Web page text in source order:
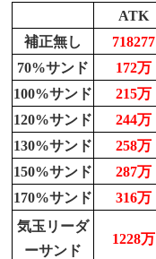
ATK
補正無し
718277
70%サンド
172万
100%サンド
215万
120%サンド
244万
130%サンド
258万
150%サンド
287万
170%サンド
316万
気玉リーダ
ーサンド
1228万